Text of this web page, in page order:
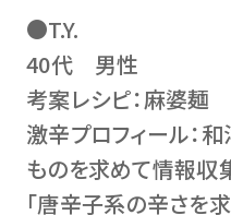
●T.Y.
40代 男性
考案レシピ：麻婆麺
激辛プロフィール：
ものを求めて情報収
「唐辛子系の辛さを